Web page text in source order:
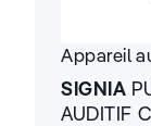
Appareil
SIGNIA
AUDITIF